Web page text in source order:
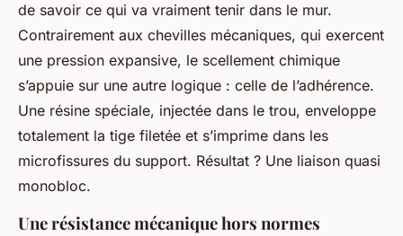
de savoir ce qui va vraiment tenir dans le mur.
Contrairement aux chevilles mécaniques, qui exercent
une pression expansive, le scellement chimique
s’appuie sur une autre logique : celle de l’adhérence.
Une résine spéciale, injectée dans le trou, enveloppe
totalement la tige filetée et s’imprime dans les
microfissures du support. Résultat ? Une liaison quasi
monobloc.
Une résistance mécanique hors normes